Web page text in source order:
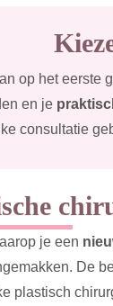
op het eerste
en je
consultatie
je een
De
plastisch